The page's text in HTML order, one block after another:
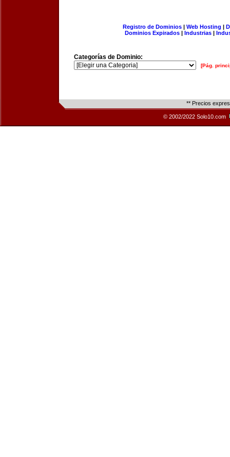
Registro de Dominios| Web Hosting |
Dominios Expirados | Industrias |
Categorías de Dominio:
[Pág.
** Precios
© 2002/2022 Solo10.com